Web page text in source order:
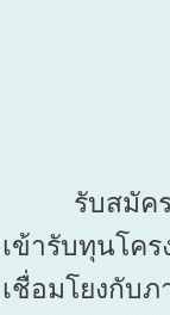
รับสมัครผู้ส
เข้ารับทุนโค
เชื่อมโยงกับ